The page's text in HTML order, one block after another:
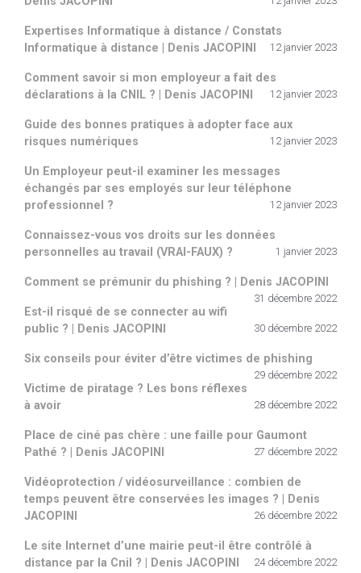
Expertises Informatique à distance / Constats
Informatique à distance | Denis JACOPINI
12 janvier 2023
Comment savoir si mon employeur a fait des
déclarations à la CNIL ? | Denis JACOPINI
12 janvier 2023
Guide des bonnes pratiques à adopter face aux
risques numériques
12 janvier 2023
Un Employeur peut-il examiner les messages
échangés par ses employés sur leur téléphone
professionnel ?
12 janvier 2023
Connaissez-vous vos droits sur les données
personnelles au travail (VRAI-FAUX) ?
1 janvier 2023
Comment se prémunir du phishing ? | Denis JACOPINI
31 décembre 2022
Est-il risqué de se connecter au wifi
public ? | Denis JACOPINI
30 décembre 2022
Six conseils pour éviter d’être victimes de phishing
29 décembre 2022
Victime de piratage ? Les bons réflexes
à avoir
28 décembre 2022
Place de ciné pas chère : une faille pour Gaumont
Pathé ? | Denis JACOPINI
27 décembre 2022
Vidéoprotection / vidéosurveillance : combien de
temps peuvent être conservées les images ? | Denis
JACOPINI
26 décembre 2022
Le site Internet d’une mairie peut-il être contrôlé à
distance par la Cnil ? | Denis JACOPINI
24 décembre 2022